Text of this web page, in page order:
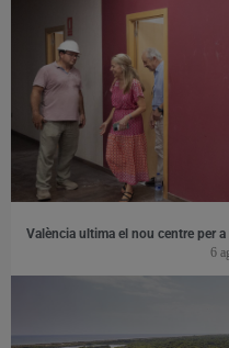
València ultima el nou centre per
6